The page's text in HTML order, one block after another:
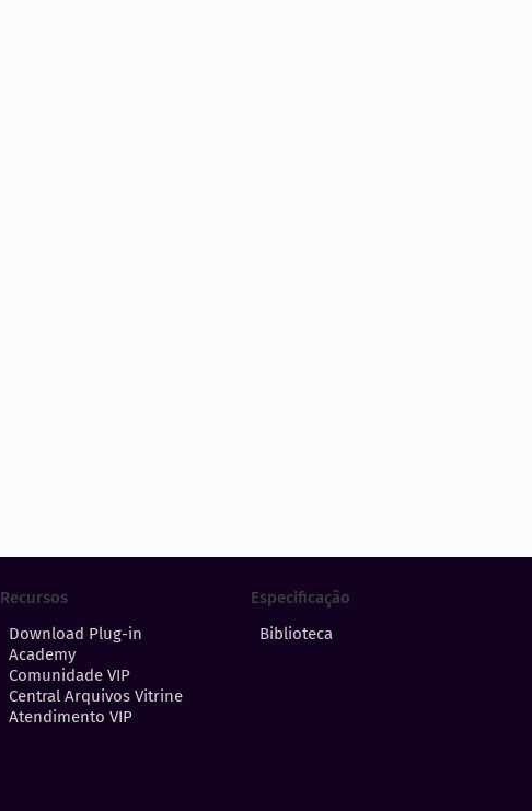
Recursos
Download Plug-in
Academy
Comunidade VIP
Central Arquivos Vitrine
Atendimento VIP
Especificação
Biblioteca